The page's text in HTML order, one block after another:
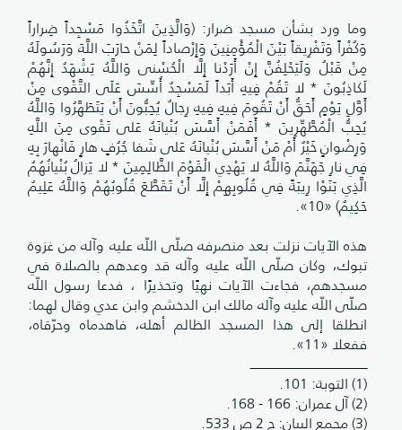
وما ورد بشأن مسجد ضرار: (وَالَّذِينَ اتَّخَذُوا مَسْجِداً ضِراراً
وَكُفْراً وَتَفْرِيقاً بَيْنَ الْمُؤْمِنِينَ وَإِرْصاداً لِمَنْ حارَبَ اللَّهَ وَرَسُولَهُ
مِنْ قَبْلُ وَلَيَحْلِفُنَّ إِنْ أَرَدْنا إِلَّا الْحُسْنى وَاللَّهُ يَشْهَدُ إِنَّهُمْ
لَكاذِبُونَ * لا تَقُمْ فِيهِ أَبَداً لَمَسْجِدٌ أُسِّسَ عَلَى التَّقْوى مِنْ
أَوَّلِ يَوْمٍ أَحَقُّ أَنْ تَقُومَ فِيهِ فِيهِ رِجالٌ يُحِبُّونَ أَنْ يَتَطَهَّرُوا وَاللَّهُ
يُحِبُّ الْمُطَّهِّرِينَ * أَفَمَنْ أَسَّسَ بُنْيانَهُ عَلى تَقْوى مِنَ اللَّهِ
وَرِضْوانٍ خَيْرٌ أَمْ مَنْ أَسَّسَ بُنْيانَهُ عَلى شَفا جُرُفٍ هارٍ فَانْهارَ بِهِ
فِي نارِ جَهَنَّمَ وَاللَّهُ لا يَهْدِي الْقَوْمَ الظَّالِمِينَ * لا يَزالُ بُنْيانُهُمُ
الَّذِي بَنَوْا رِيبَةً فِي قُلُوبِهِمْ إِلَّا أَنْ تَقَطَّعَ قُلُوبُهُمْ وَاللَّهُ عَلِيمٌ
حَكِيمٌ) «10».
هذه الآيات نزلت بعد منصرفه صلّى اللّه عليه وآله من غزوة
تبوك، وكان صلّى اللّه عليه وآله قد وعدهم بالصلاة في
مسجدهم، فجاءت الآيات نهيًا وتحذيرًا ، فدعا رسول اللّه
صلّى اللّه عليه وآله مالك ابن الدخشم وابن عدي وقال لهما:
انطلقا إلى هذا المسجد الظالم أهله، فاهدماه وحرّقاه،
ففعلا «11».
ـــــــــــــــــــــــــــــــــــــــــــــــــــــــــــــــــ
(1) التوبة: 101.
(2) آل عمران: 166 - 168.
(3) مجمع البيان: ج 2 ص 533.